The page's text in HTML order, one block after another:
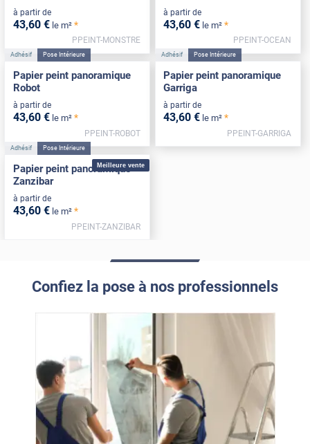
à partir de
43,60 € le m² *
PPEINT-MONSTRE
à partir de
43,60 € le m² *
PPEINT-OCEAN
Adhésif Pose Intérieure
Papier peint panoramique
Robot
à partir de
43,60 € le m² *
PPEINT-ROBOT
Adhésif Pose Intérieure
Papier peint panoramique
Garriga
à partir de
43,60 € le m² *
PPEINT-GARRIGA
Meilleure vente
Adhésif Pose Intérieure
Papier peint panoramique
Zanzibar
à partir de
43,60 € le m² *
PPEINT-ZANZIBAR
Confiez la pose à nos professionnels